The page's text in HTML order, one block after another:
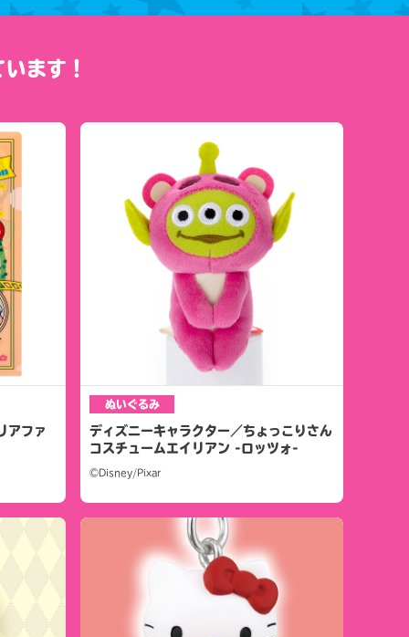
ます！
アファ
ぬいぐるみ
ディズニーキャラクター／ちょっこりさん
コスチュームエイリアン -ロッツォ-
©Disney/Pixar